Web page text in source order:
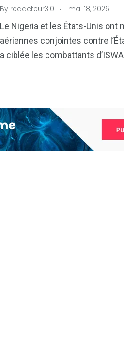
By redacteur3.0 . mai 18, 2026
Le Nigeria et les États-Unis ont
aériennes conjointes contre
a ciblée les combattants
1
International
240
Société